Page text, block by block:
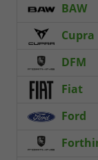
BAW
Cupra
DFM
Fiat
Ford